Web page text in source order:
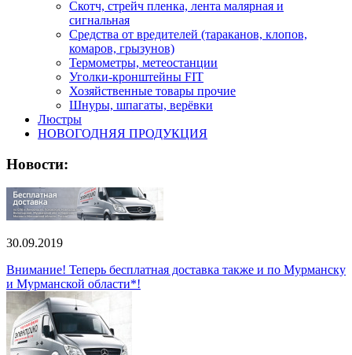
Скотч, стрейч пленка, лента малярная и
сигнальная
Средства от вредителей (тараканов, клопов,
комаров, грызунов)
Термометры, метеостанции
Уголки-кронштейны FIT
Хозяйственные товары прочие
Шнуры, шпагаты, верёвки
Люстры
НОВОГОДНЯЯ ПРОДУКЦИЯ
Новости:
30.09.2019
Внимание! Теперь бесплатная доставка также и по Мурманску
и Мурманской области*!